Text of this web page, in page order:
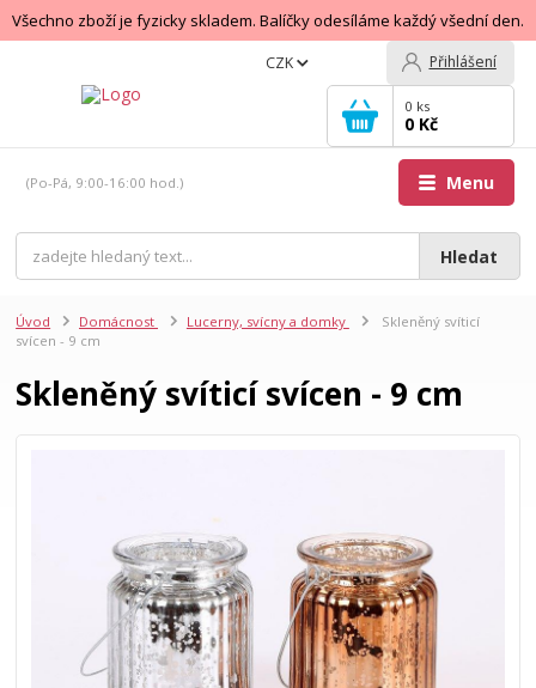
Všechno zboží je fyzicky skladem. Balíčky odesíláme každý všední den.
Menu
CZK Přihlášení
Hledat
(Po-Pá, 9:00-16:00 hod.)
0 ks
0 Kč
Úvod Domácnost Lucerny, svícny a domky
Skleněný svíticí
svícen - 9 cm
Skleněný svíticí svícen - 9 cm